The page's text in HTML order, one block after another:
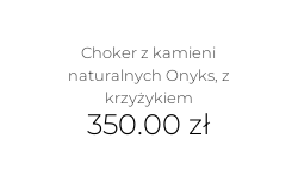
Choker z kamieni
naturalnych Onyks, z
krzyżykiem
350.00 zł